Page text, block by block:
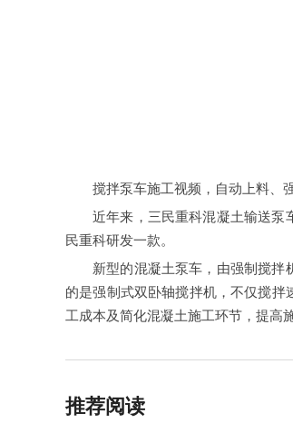
搅拌泵车施工视频，自动上料、
近年来，三民重科混凝土输送泵
民重科研发一款。
新型的混凝土泵车 ，由强制搅
的是强制式双卧轴搅拌机，不仅搅拌
工成本及简化混凝土施工环节，提高
推荐阅读